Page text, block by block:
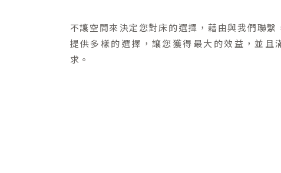
不讓空間來決定您對床的選擇，藉由與我們聯繫
提供多樣的選擇，讓您獲得最大的效益，並且
求。